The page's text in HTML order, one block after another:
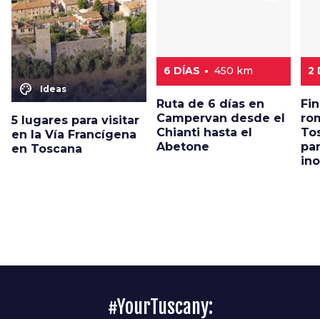
color_lens Ideas
5 lugares para visitar
en la Vía Francígena
en Toscana
6 DÍAS 450 km
Ruta de 6 días en
Campervan desde el
Chianti hasta el
Abetone
2
#YourTuscany: